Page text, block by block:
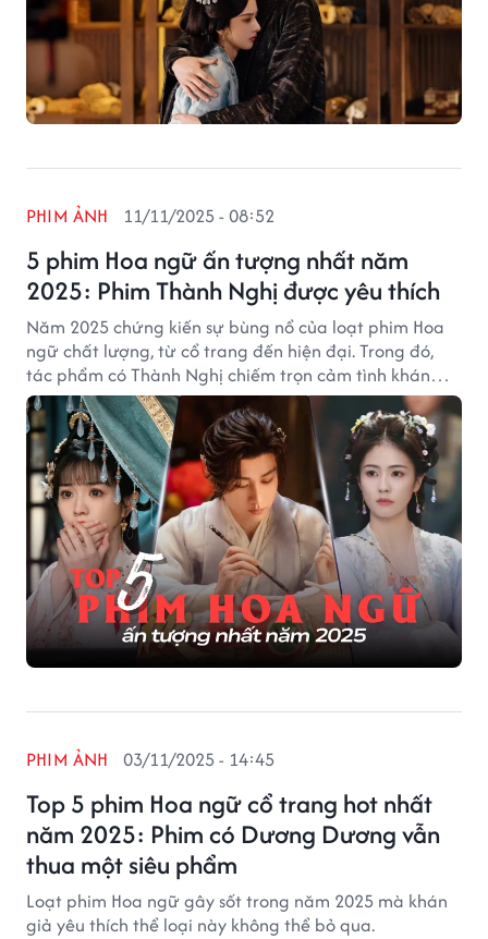
5 phim Hoa ngữ ấn tượng nhất năm
2025: Phim Thành Nghị được yêu thích
PHIM ẢNH 11/11/2025 - 08:52
Năm 2025 chứng kiến sự bùng nổ của loạt phim Hoa
ngữ chất lượng, từ cổ trang đến hiện đại. Trong đó,
tác phẩm có Thành Nghị chiếm trọn cảm tình khán
giả.
Top 5 phim Hoa ngữ cổ trang hot nhất
năm 2025: Phim có Dương Dương vẫn
thua một siêu phẩm
PHIM ẢNH 03/11/2025 - 14:45
Loạt phim Hoa ngữ gây sốt trong năm 2025 mà khán
giả yêu thích thể loại này không thể bỏ qua.